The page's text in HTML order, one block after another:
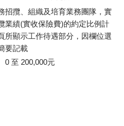
招攬、組織及培育業務團隊，實
業績(實收保險費)的約定比例計
所顯示工作待遇部分，因欄位選
要記載
至 200,000元